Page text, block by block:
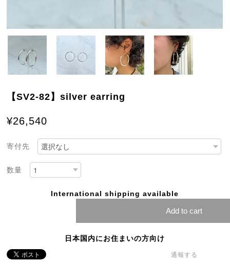
【SV2-82】silver earring
¥26,540
寄付先
数量
International shipping available
Add to cart
日本国内にお住まいの方向け
通報する